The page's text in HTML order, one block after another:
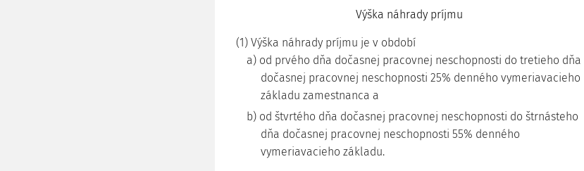
Výška náhrady príjmu
(1) Výška náhrady príjmu je v období
a) od prvého dňa dočasnej pracovnej neschopnosti do tretieho dňa
dočasnej pracovnej neschopnosti 25% denného vymeriavacieho
základu zamestnanca a
b) od štvrtého dňa dočasnej pracovnej neschopnosti do štrnásteho
dňa dočasnej pracovnej neschopnosti 55% denného
vymeriavacieho základu.